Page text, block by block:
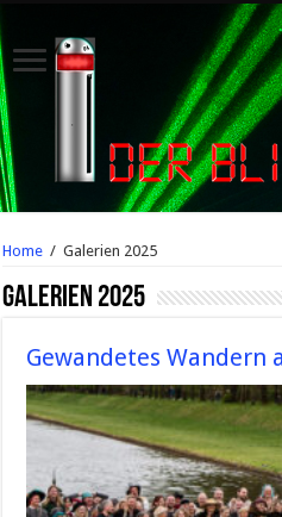
Home / Galerien 2025
Galerien 2025
Gewandetes Wandern